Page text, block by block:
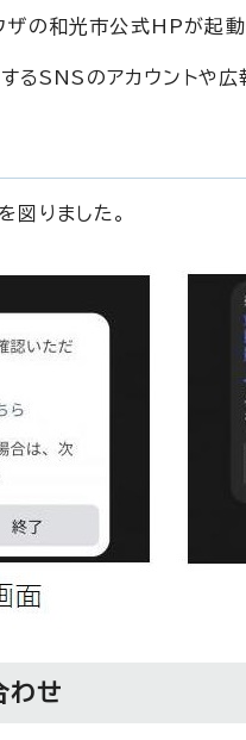
の和光市公式HPが起動
るSNSのアカウントや広
図りました。
わせ